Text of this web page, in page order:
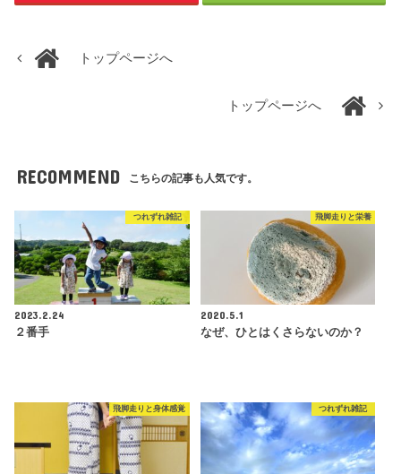
トップページへ
トップページへ
RECOMMEND こちらの記事も人気です。
つれずれ雑記
2023.2.24
２番手
飛脚走りと栄養
2020.5.1
なぜ、ひとはくさらないのか？
飛脚走りと身体感覚 つれずれ雑記